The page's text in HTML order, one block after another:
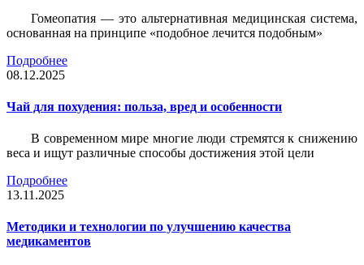
Гомеопатия — это альтернативная медицинская система,
основанная на принципе «подобное лечится подобным»
Подробнее
08.12.2025
Чай для похудения: польза, вред и особенности
В современном мире многие люди стремятся к снижению
веса и ищут различные способы достижения этой цели
Подробнее
13.11.2025
Методики и технологии по улучшению качества
медикаментов